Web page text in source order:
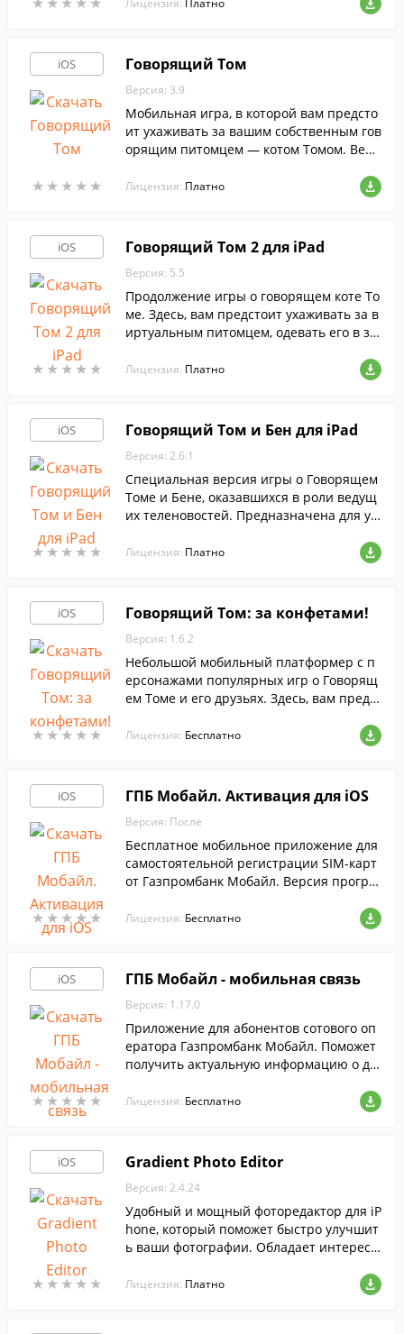
Лицензия: Платно
iOS
★ ★ ★ ★ ★
★ ★ ★ ★ ★
Говорящий Том
Версия: 3.9
Мобильная игра, в которой вам предсто
ит ухаживать за вашим собственным гов
орящим питомцем — котом Томом. Верс
iPod Touch.
Лицензия: Платно
iOS
★ ★ ★ ★ ★
★ ★ ★ ★ ★
Говорящий Том 2 для iPad
Версия: 5.5
Продолжение игры о говорящем коте То
ме. Здесь, вам предстоит ухаживать за в
иртуальным питомцем, одевать его в за
е видео для друзей.
Лицензия: Платно
iOS
★ ★ ★ ★ ★
★ ★ ★ ★ ★
Говорящий Том и Бен для iPad
Версия: 2.6.1
Специальная версия игры о Говорящем
Томе и Бене, оказавшихся в роли ведущ
их теленовостей. Предназначена для ус
Лицензия: Платно
iOS
★ ★★ ★ ★
★ ★★ ★ ★
Говорящий Том: за конфетами!
Версия: 1.6.2
Небольшой мобильный платформер с п
ерсонажами популярных игр о Говорящ
ем Томе и его друзьях. Здесь, вам предс
локаций и вернуть похищенные конфет
Лицензия: Бесплатно
iOS
★ ★ ★★★
★ ★ ★★★
ГПБ Мобайл. Активация для iOS
Версия: После
Бесплатное мобильное приложение для
самостоятельной регистрации SIM-карт
от Газпромбанк Мобайл. Версия програ
Лицензия: Бесплатно
iOS
★ ★ ★ ★ ★
★ ★ ★ ★ ★
ГПБ Мобайл - мобильная связь
Версия: 1.17.0
Приложение для абонентов сотового оп
ератора Газпромбанк Мобайл. Поможет
получить актуальную информацию о де
аланс, с экрана смартфона.
Лицензия: Бесплатно
iOS
★ ★ ★ ★ ★
★ ★ ★ ★ ★
Gradient Photo Editor
Версия: 2.4.24
Удобный и мощный фоторедактор для iP
hone, который поможет быстро улучшит
ь ваши фотографии. Обладает интересн
кого из знаменитостей вы похожи.
Лицензия: Платно